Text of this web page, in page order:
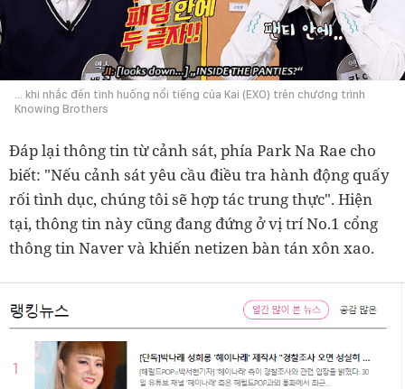
... khi nhắc đến tình huống nổi tiếng của Kai (EXO) trên chương trình
Knowing Brothers
Đáp lại thông tin từ cảnh sát, phía Park Na Rae cho
biết: "Nếu cảnh sát yêu cầu điều tra hành động quấy
rối tình dục, chúng tôi sẽ hợp tác trung thực". Hiện
tại, thông tin này cũng đang đứng ở vị trí No.1 cổng
thông tin Naver và khiến netizen bàn tán xôn xao.